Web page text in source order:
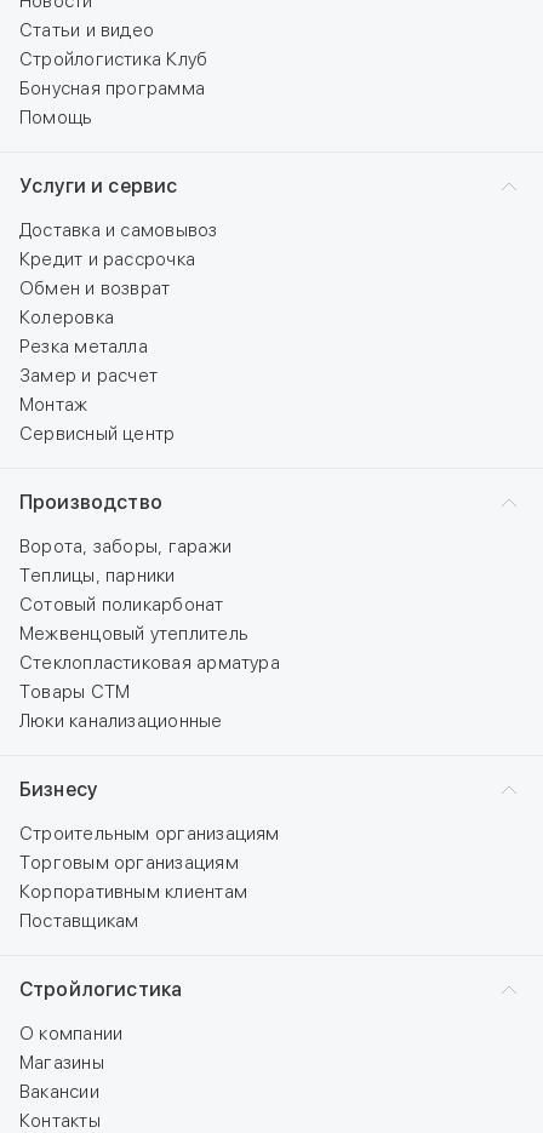
Статьи и видео
Стройлогистика Клуб
Бонусная программа
Помощь
Услуги и сервис
Доставка и самовывоз
Кредит и рассрочка
Обмен и возврат
Колеровка
Резка металла
Замер и расчет
Монтаж
Сервисный центр
Производство
Ворота, заборы, гаражи
Теплицы, парники
Сотовый поликарбонат
Межвенцовый утеплитель
Стеклопластиковая арматура
Товары СТМ
Люки канализационные
Бизнесу
Строительным организациям
Торговым организациям
Корпоративным клиентам
Поставщикам
Стройлогистика
О компании
Магазины
Вакансии
Контакты